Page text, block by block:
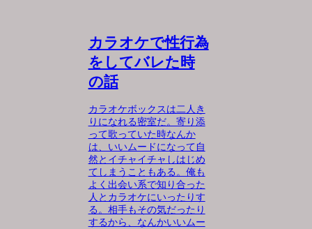
カラオケで性行為
をしてバレた時
の話
カラオケボックスは二人き
りになれる密室だ。寄り添
って歌っていた時なんか
は、いいムードになって自
然とイチャイチャしはじめ
てしまうこともある。俺も
よく出会い系で知り合った
人とカラオケにいったりす
る。相手もその気だったり
するから、なんかいいムー